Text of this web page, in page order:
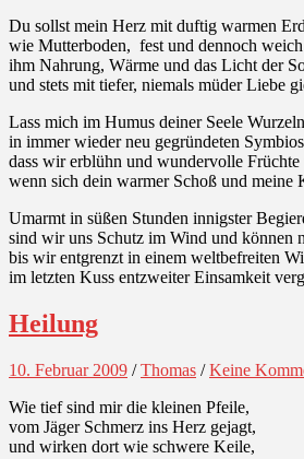
Du sollst mein Herz mit duftig warmen
wie Mutterboden, fest und dennoch
ihm Nahrung, Wärme und das Licht der
und stets mit tiefer, niemals müder Liebe
Lass mich im Humus deiner Seele
in immer wieder neu gegründeten
dass wir erblühn und wundervolle Früchte
wenn sich dein warmer Schoß und meine
Umarmt in süßen Stunden innigster
sind wir uns Schutz im Wind und können
bis wir entgrenzt in einem weltbefreiten
im letzten Kuss entzweiter Einsamkeit
Heilung
10. Februar 2009 /Thomas /Keine
Wie tief sind mir die kleinen Pfeile,
vom Jäger Schmerz ins Herz gejagt,
und wirken dort wie schwere Keile,